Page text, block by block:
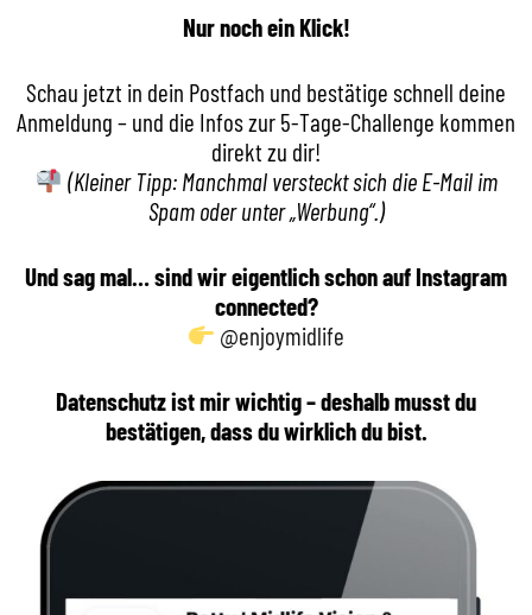
Nur noch ein Klick!
Schau jetzt in dein Postfach und bestätige schnell deine
Anmeldung – und die Infos zur 5-Tage-Challenge kommen
direkt zu dir!
(Kleiner Tipp: Manchmal versteckt sich die E-Mail im
Spam oder unter „Werbung“.)
Und sag mal… sind wir eigentlich schon auf Instagram
connected?
@enjoymidlife
Datenschutz ist mir wichtig – deshalb musst du
bestätigen, dass du wirklich du bist.